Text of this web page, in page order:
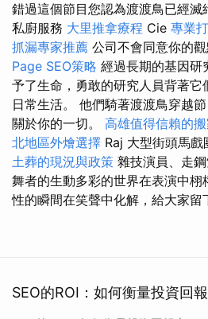
錯過這個節目您認為渡渡鳥已經
私廚服務 大里推拿療程 Cie 專業
抓漏專家推薦 公司不會同意你的觀
Page SEO策略 經過長期的基因研
予了生命，勇敢的研究人員背著它
日常生活。 他們騎著渡渡鳥穿越
關於你的一切。 高雄值得信賴的
北地區外燴選擇 Raj 大型街頭馬戲
土葬的現況與政策 雜技演員、走鋼
舞者的生動多彩的世界在表演中栩
性的瞬間在笑聲中化解，給大家留
SEO的ROI：如何衡量投資回